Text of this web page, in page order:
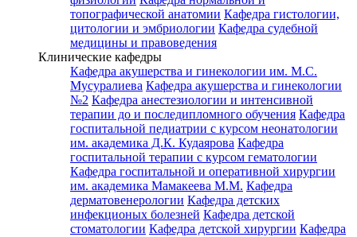
топографической анатомии Кафедра гистологии,
цитологии и эмбриологии Кафедра судебной
медицины и правоведения
Клинические кафедры
Кафедра акушерства и гинекологии им. М.С.
Мусуралиева Кафедра акушерства и гинекологии
№2 Кафедра анестезиологии и интенсивной
терапии до и последипломного обучения Кафедра
госпитальной педиатрии с курсом неонатологии
им. академика Д.К. Кудаярова Кафедра
госпитальной терапии с курсом гематологии
Кафедра госпитальной и оперативной хирургии
им. академика Мамакеева М.М. Кафедра
дерматовенерологии Кафедра детских
инфекционых болезней Кафедра детской
стоматологии Кафедра детской хирургии Кафедра